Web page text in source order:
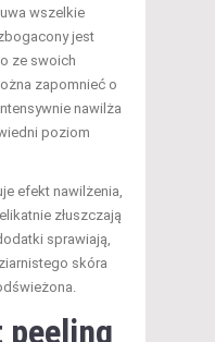
wszelkie
jest
ze swoich
zapomnieć o
nawilża
poziom
efekt nawilżenia,
złuszczają
sprawiają,
skóra
peeling